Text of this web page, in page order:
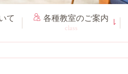
て 各種教室のご案内
class